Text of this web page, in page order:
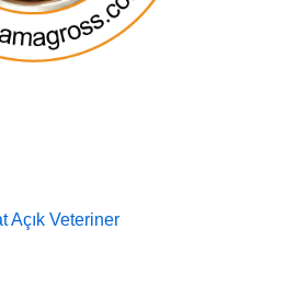
Açık Veteriner